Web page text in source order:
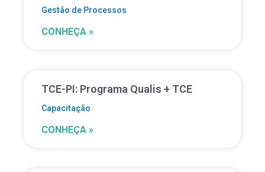
Gestão de Processos
CONHEÇA »
TCE-PI: Programa Qualis + TCE
Capacitação
CONHEÇA »